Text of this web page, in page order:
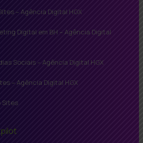
– Agência Digital HGX
Digital em BH – Agência Digital
Sociais – Agência Digital HGX
– Agência Digital HGX
Sites